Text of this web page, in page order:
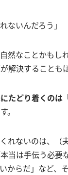
ないんだろう」
然なことかも
解決することも
たどり着くのは
。
れないのは、
当は手伝う必要
からだ」など、